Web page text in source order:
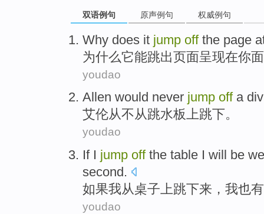
双语例句 原声例句 权威例句
Why does it jump offthe page
为什么它能跳出页面呈现在你
youdao
Allen would never jump offa
艾伦从不从跳水板上跳下。
youdao
If I jump offthe table I will be
second.
如果我从桌子上跳下来，我也有
youdao